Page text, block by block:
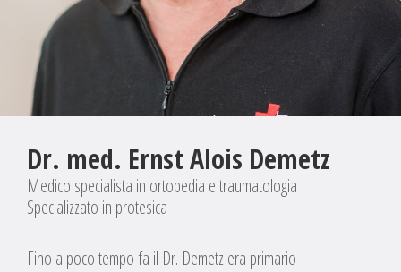
Dr. med. Ernst Alois Demetz
Medico specialista in ortopedia e traumatologia
Specializzato in protesica
Fino a poco tempo fa il Dr. Demetz era primario